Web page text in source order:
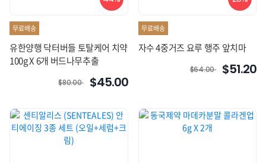
무료배송
유한양행 닥터버들 토탈케어 치약
100g X 6개 버드나무추출
$80.00 $45.00
무료배송
자수 4중거즈 요루 행주 앞치마
$64.00 $51.20